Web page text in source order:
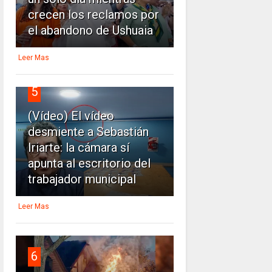
crecen los reclamos por
el abandono de Ushuaia
Leer Mas
5
(Vídeo) El vídeo
desmiente a Sebastián
Iriarte: la cámara sí
apunta al escritorio del
trabajador municipal
Leer Mas
6